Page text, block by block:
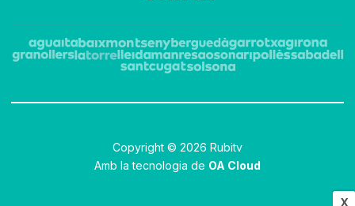
X
Copyright © 2026 Rubitv
Amb la tecnologia de OA Cloud